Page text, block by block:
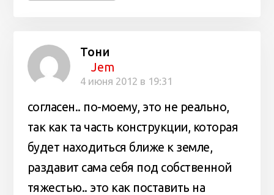
Тони
Jem
4 июня 2012 в 19:31
согласен.. по-моему, это не реально,
так как та часть конструкции, которая
будет находиться ближе к земле,
раздавит сама себя под собственной
тяжестью.. это как поставить на